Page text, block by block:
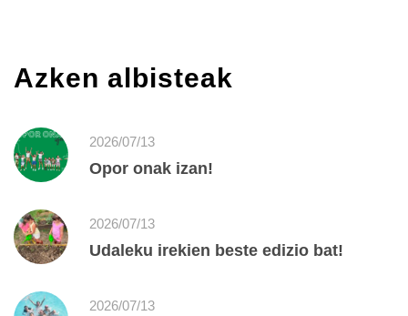
Azken albisteak
2026/07/13
Opor onak izan!
2026/07/13
Udaleku irekien beste edizio bat!
2026/07/13